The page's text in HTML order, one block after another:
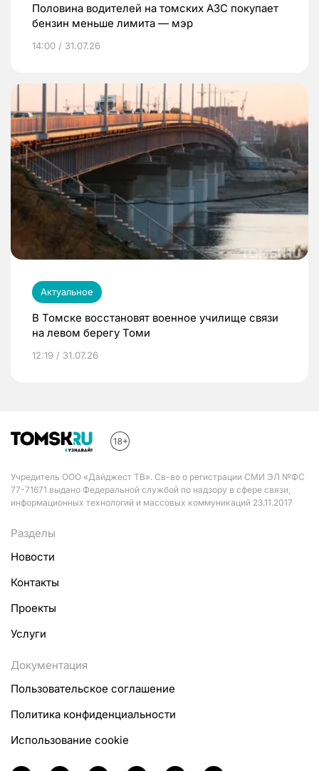
Половина водителей на томских АЗС покупает
бензин меньше лимита — мэр
14:00 / 31.07.26
Актуальное
В Томске восстановят военное училище связи
на левом берегу Томи
12:19 / 31.07.26
Учредитель ООО «Дайджест ТВ». Св-во о регистрации СМИ ЭЛ №ФС
77-71671 выдано Федеральной службой по надзору в сфере связи,
информационных технологий и массовых коммуникаций 23.11.2017
Разделы
Новости
Контакты
Проекты
Услуги
Документация
Пользовательское соглашение
Политика конфиденциальности
Использование cookie